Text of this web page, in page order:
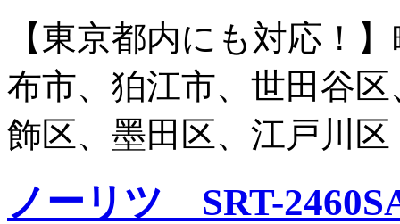
【東京都内にも対応！
布市、狛江市、世田谷
飾区、墨田区、江戸川区
ノーリツ SRT-